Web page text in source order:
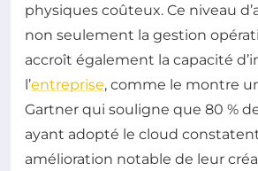
physiques coûteux. Ce niveau
non seulement la gestion
accroît également la capacité
l’entreprise, comme le montre
Gartner qui souligne que 80 %
ayant adopté le cloud
amélioration notable de leur